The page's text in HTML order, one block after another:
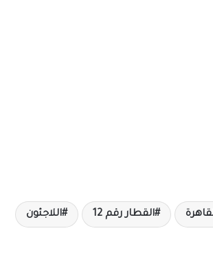
القطار رقم 12 اللاجئون